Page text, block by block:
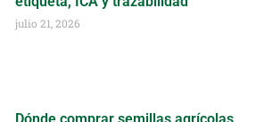
julio 21, 2026